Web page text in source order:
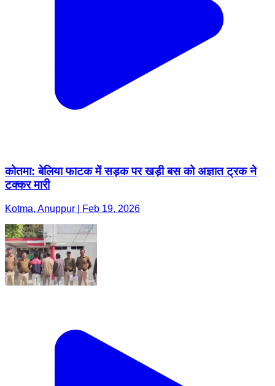
कोतमा: बेलिया फाटक में सड़क पर खड़ी बस को अज्ञात ट्रक ने
टक्कर मारी
Kotma, Anuppur | Feb 19, 2026